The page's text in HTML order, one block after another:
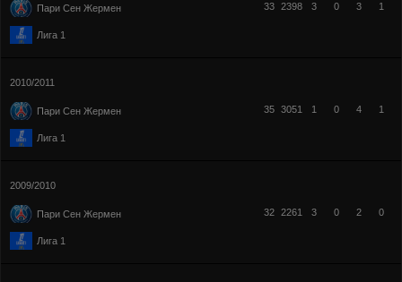
Пари Сен Жермен
Лига 1
33 2398 3 0 3 1
2010/2011
Пари Сен Жермен
Лига 1
35 3051 1 0 4 1
2009/2010
Пари Сен Жермен
Лига 1
32 2261 3 0 2 0